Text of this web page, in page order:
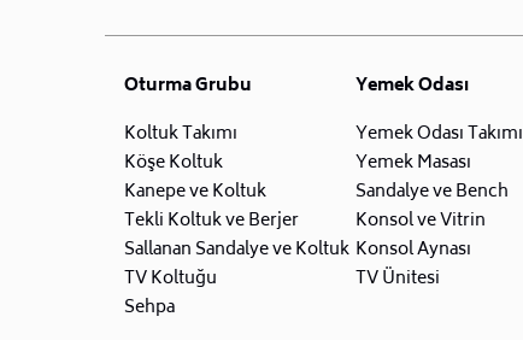
Oturma Grubu
Koltuk Takımı
Köşe Koltuk
Kanepe ve Koltuk
Tekli Koltuk ve Berjer
Sallanan Sandalye ve Koltuk
TV Koltuğu
Sehpa
Yemek Odası
Yemek Odası Takımı
Yemek Masası
Sandalye ve Bench
Konsol ve Vitrin
Konsol Aynası
TV Ünitesi